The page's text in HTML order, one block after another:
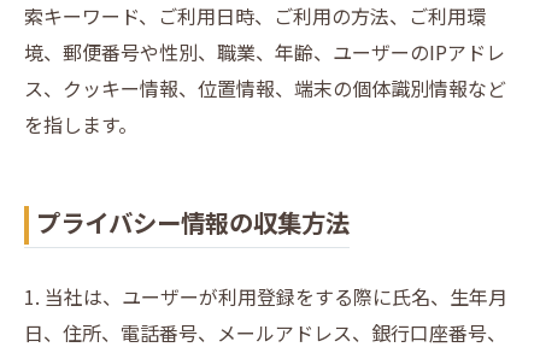
索キーワード、ご利用日時、ご利用の方法、ご利用環
境、郵便番号や性別、職業、年齢、ユーザーのIPアドレ
ス、クッキー情報、位置情報、端末の個体識別情報など
を指します。
プライバシー情報の収集方法
1. 当社は、ユーザーが利用登録をする際に氏名、生年月
日、住所、電話番号、メールアドレス、銀行口座番号、